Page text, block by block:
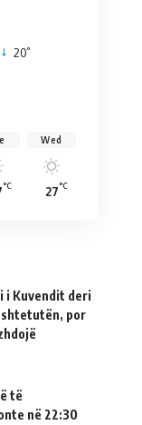
20°
°C
Wed
27°C
i Kuvendit deri
por
të
në 22:30